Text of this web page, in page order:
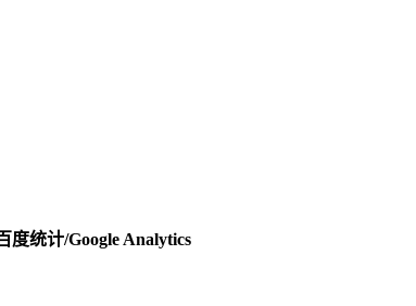
统计/Google Analytics